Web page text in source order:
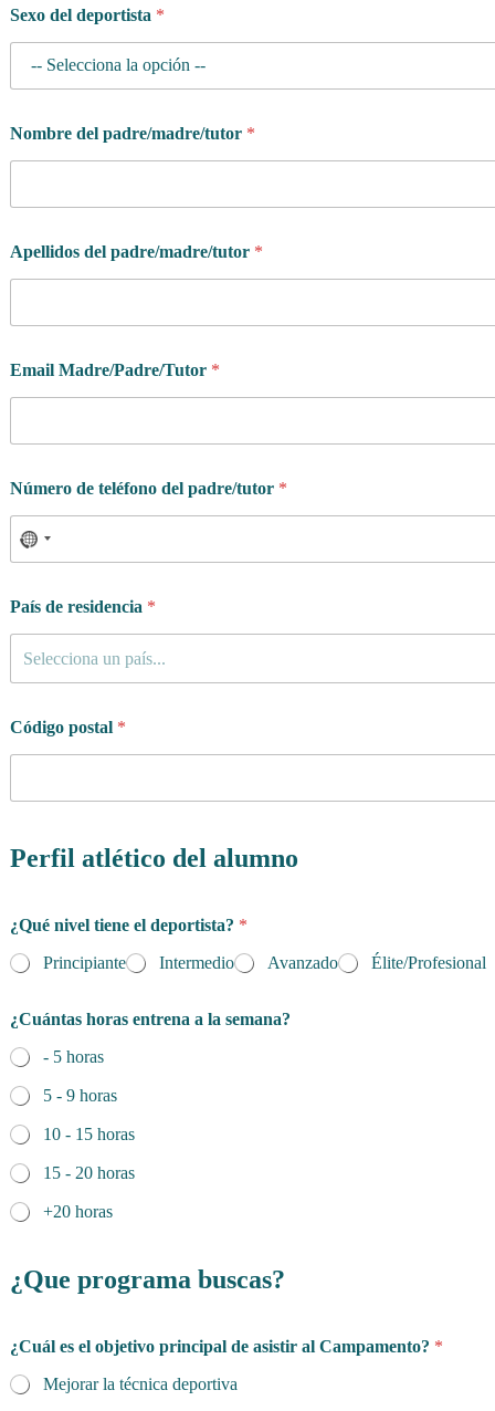
e
*
n
e
Sexo del deportista *
Nombre del padre/madre/tutor *
Apellidos del padre/madre/tutor *
Email Madre/Padre/Tutor *
Número de teléfono del padre/tutor *
País de residencia *
Selecciona un país...
Código postal *
Perfil atlético del alumno
¿Qué nivel tiene el deportista? *
Principiante
Intermedio Avanzado Élite/Profesional
¿Cuántas horas entrena a la semana?
- 5 horas
5 - 9 horas
10 - 15 horas
15 - 20 horas
+20 horas
¿Que programa buscas?
¿Cuál es el objetivo principal de asistir al Campamento? *
Mejorar la técnica deportiva